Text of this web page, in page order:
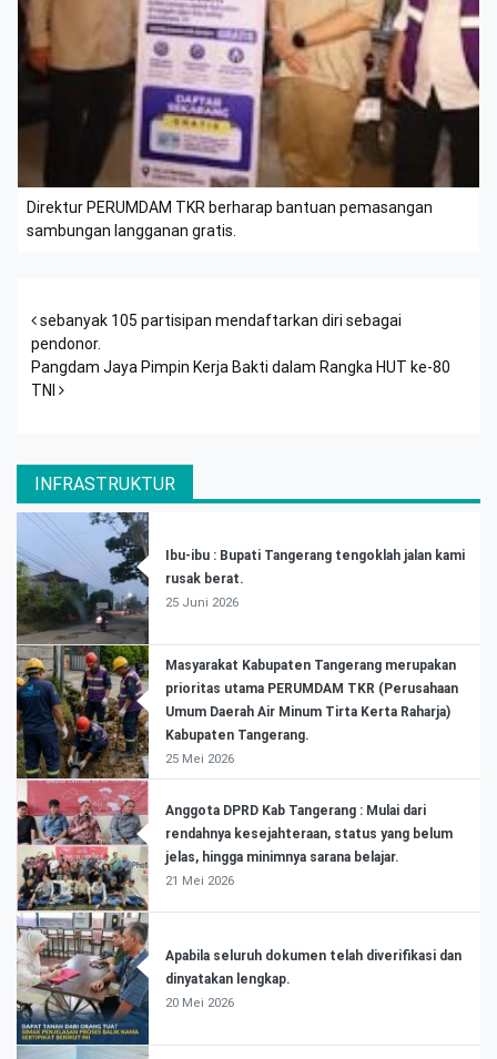
Direktur PERUMDAM TKR berharap bantuan pemasangan
sambungan langganan gratis.
Post navigation
sebanyak 105 partisipan mendaftarkan diri sebagai
pendonor.
Pangdam Jaya Pimpin Kerja Bakti dalam Rangka HUT ke-80
TNI
INFRASTRUKTUR
Ibu-ibu : Bupati Tangerang tengoklah jalan kami
rusak berat.
25 Juni 2026
Masyarakat Kabupaten Tangerang merupakan
prioritas utama PERUMDAM TKR (Perusahaan
Umum Daerah Air Minum Tirta Kerta Raharja)
Kabupaten Tangerang.
25 Mei 2026
Anggota DPRD Kab Tangerang : Mulai dari
rendahnya kesejahteraan, status yang belum
jelas, hingga minimnya sarana belajar.
21 Mei 2026
Apabila seluruh dokumen telah diverifikasi dan
dinyatakan lengkap.
20 Mei 2026